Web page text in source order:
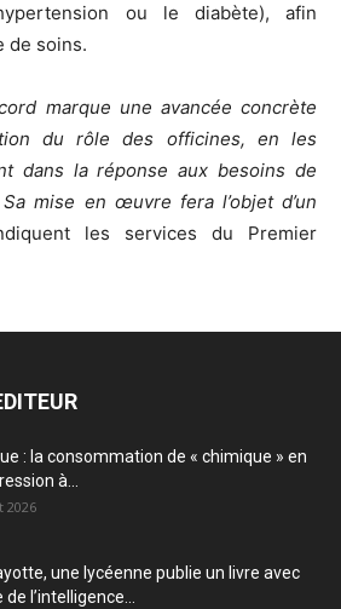
ou le diabète), afin
de soins.
marque une avancée concrète
du rôle des officines, en les
dans la réponse aux besoins de
mise en œuvre fera l’objet d’un
les services du Premier
: la consommation de « chimique » en
à...
2026
une lycéenne publie un livre avec
de l’intelligence...